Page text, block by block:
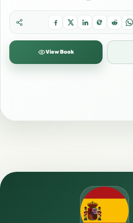
View Book